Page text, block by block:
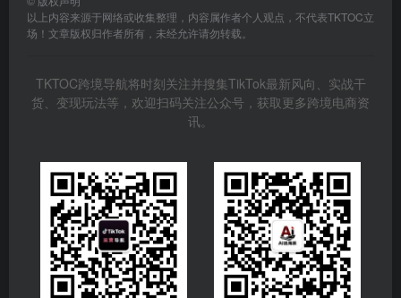
以上内容来源于网络或收集整理，内容属作者个人观点，不代表TKTOC立
场！文章版权归作者所有，未经允许请勿转载。
TKTOC跨境导航将时刻关注并搜集TikTok最新风向、实战干
货、变现玩法等，欢迎扫码关注公众号，获取更多跨境电商资
讯。